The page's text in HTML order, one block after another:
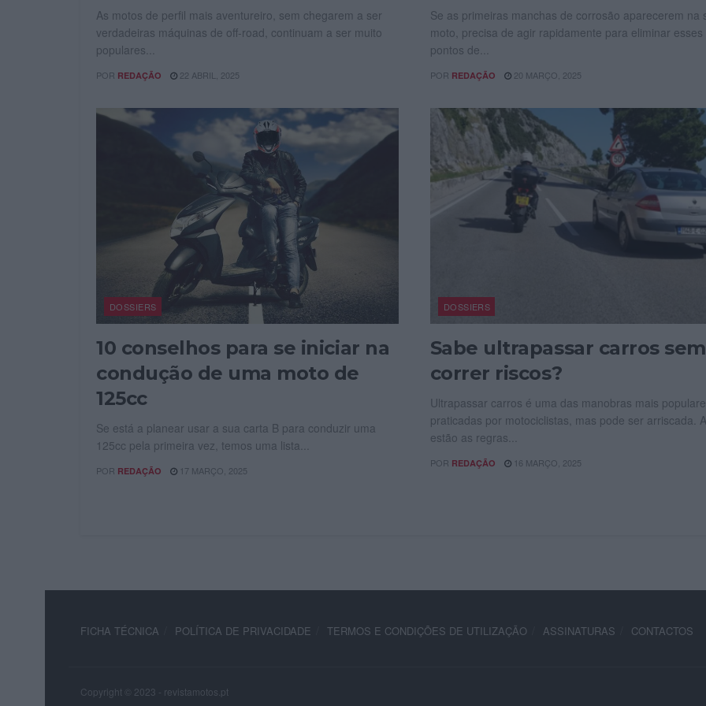
As motos de perfil mais aventureiro, sem chegarem a ser
verdadeiras máquinas de off-road, continuam a ser muito
populares...
POR REDAÇÃO 22 ABRIL, 2025
Se as primeiras manchas de corrosão aparecerem na
moto, precisa de agir rapidamente para eliminar esses
pontos de...
POR REDAÇÃO 20 MARÇO, 2025
DOSSIERS
10 conselhos para se iniciar na
condução de uma moto de
125cc
Se está a planear usar a sua carta B para conduzir uma
125cc pela primeira vez, temos uma lista...
POR REDAÇÃO 17 MARÇO, 2025
DOSSIERS
Sabe ultrapassar carros sem
correr riscos?
Ultrapassar carros é uma das manobras mais
praticadas por motociclistas, mas pode ser arriscada.
estão as regras...
POR REDAÇÃO 16 MARÇO, 2025
FICHA TÉCNICA POLÍTICA DE PRIVACIDADE TERMOS E CONDIÇÕES DE UTILIZAÇÃO ASSINATURAS CONTACTOS
Copyright © 2023 - revistamotos.pt